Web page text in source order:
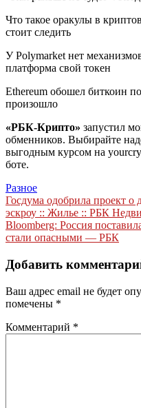
Что такое оракулы в
стоит следить
У Polymarket нет
платформа свой токен
Ethereum обошел биткоин
произошло
«РБК-Крипто» запустил
обменников. Выбирайте
выгодным курсом на
боте.
Разное
Навигация
по
записям
Госдума одобрила проект о
эскроу :: Жилье :: РБК
Bloomberg: Россия
стали опасными — РБК
Добавить
Ваш адрес email не будет
помечены *
Комментарий *